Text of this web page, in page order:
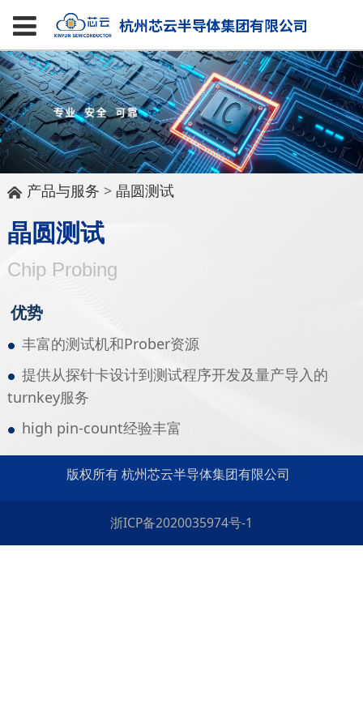
产品与服务 > 晶圆测试
晶圆测试
Chip Probing
优势
丰富的测试机和Prober资源
提供从探针卡设计到测试程序开发及量产导入的
turnkey服务
high pin-count经验丰富
版权所有 杭州芯云半导体集团有限公司
浙ICP备2020035974号-1